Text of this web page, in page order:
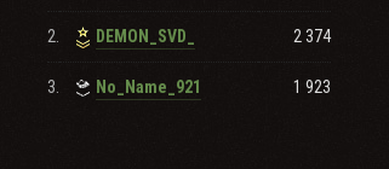
2. DEMON_SVD_ 2 374
3. No_Name_921 1 923